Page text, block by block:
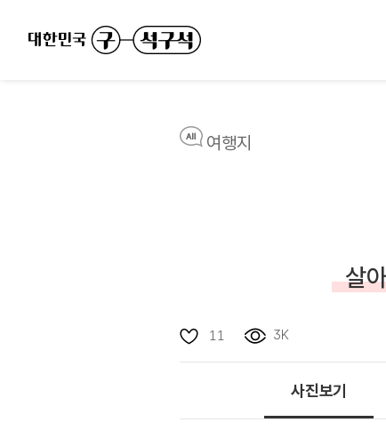
여행지
살
11 3K
사진보기